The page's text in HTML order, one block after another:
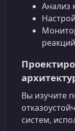
Анализ
реакций
Вы изучите
систем,